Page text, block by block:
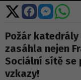
Sdílet
na
X
Sdílet
na
Sdílet
na
Požár
zasáhla nejen
Sociální sítě se
vzkazy!